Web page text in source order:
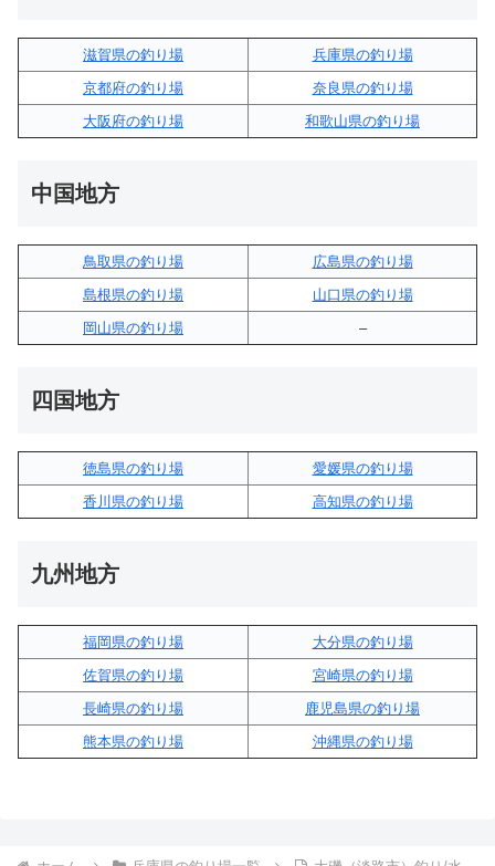
滋賀県の釣り場
兵庫県の釣り場
京都府の釣り場
奈良県の釣り場
大阪府の釣り場
和歌山県の釣り場
中国地方
鳥取県の釣り場
広島県の釣り場
島根県の釣り場
山口県の釣り場
岡山県の釣り場
–
四国地方
徳島県の釣り場
愛媛県の釣り場
香川県の釣り場
高知県の釣り場
九州地方
福岡県の釣り場
大分県の釣り場
佐賀県の釣り場
宮崎県の釣り場
長崎県の釣り場
鹿児島県の釣り場
熊本県の釣り場
沖縄県の釣り場